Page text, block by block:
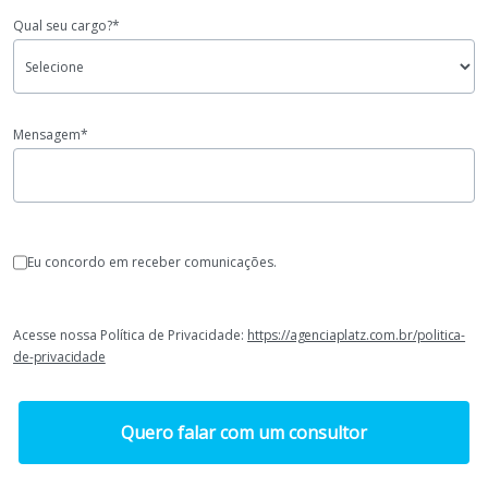
Qual seu cargo?*
Mensagem*
Eu concordo em receber comunicações.
Acesse nossa Política de Privacidade: https://agenciaplatz.com.br/politica-
de-privacidade
Quero falar com um consultor